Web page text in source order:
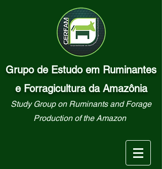
Grupo de Estudo em Ruminantes
e Forragicultura da Amazônia
Study Group on Ruminants and Forage
Production of the Amazon